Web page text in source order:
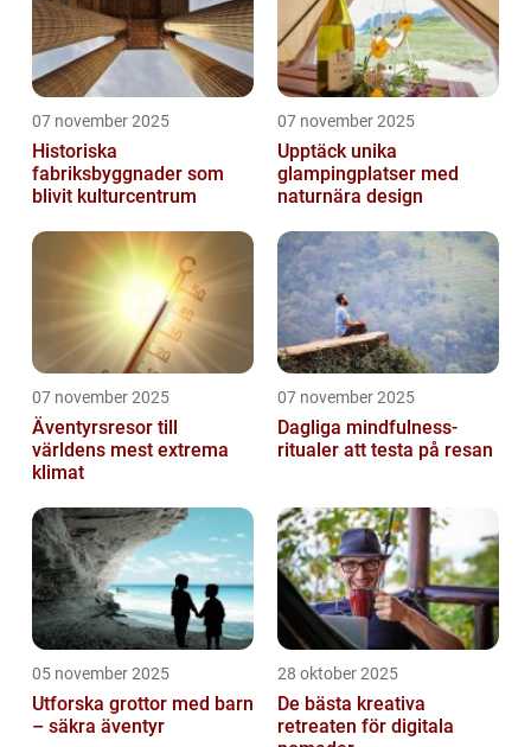
07 november 2025
Historiska
fabriksbyggnader som
blivit kulturcentrum
07 november 2025
Upptäck unika
glampingplatser med
naturnära design
07 november 2025
Äventyrsresor till
världens mest extrema
klimat
07 november 2025
Dagliga mindfulness-
ritualer att testa på resan
05 november 2025
Utforska grottor med barn
– säkra äventyr
28 oktober 2025
De bästa kreativa
retreaten för digitala